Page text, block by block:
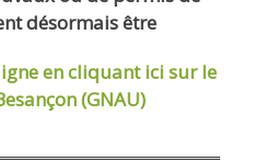
désormais être
en cliquant ici sur le
(GNAU)